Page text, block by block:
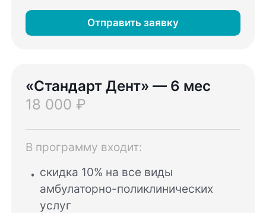
Отправить заявку
«Стандарт Дент» — 6 мес
18 000 ₽
В программу входит:
скидка 10% на все виды
амбулаторно-поликлинических
услуг